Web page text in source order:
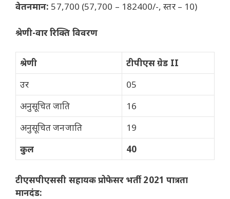
वेतनमान: 57,700 (57,700 – 182400/-, स्तर – 10)
श्रेणी-वार रिक्ति विवरण
श्रेणी
टीपीएस ग्रेड II
उर
05
अनुसूचित जाति
16
अनुसूचित जनजाति
19
कुल
40
टीएसपीएससी सहायक प्रोफेसर भर्ती 2021 पात्रता
मानदंड: